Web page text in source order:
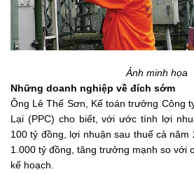
Ảnh minh họa
Những doanh nghiệp về đích sớm
Ông Lê Thế Sơn, Kế toán trưởng Công
Lại (PPC) cho biết, với ước tính lợi
100 tỷ đồng, lợi nhuận sau thuế cả năm
1.000 tỷ đồng, tăng trưởng mạnh so với
kế hoạch.